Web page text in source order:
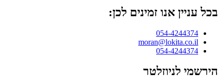
בכל עניין אנו זמינים לכן:
054-4244374
moran@lokita.co.il
054-4244374
הירשמי לניוזלטר